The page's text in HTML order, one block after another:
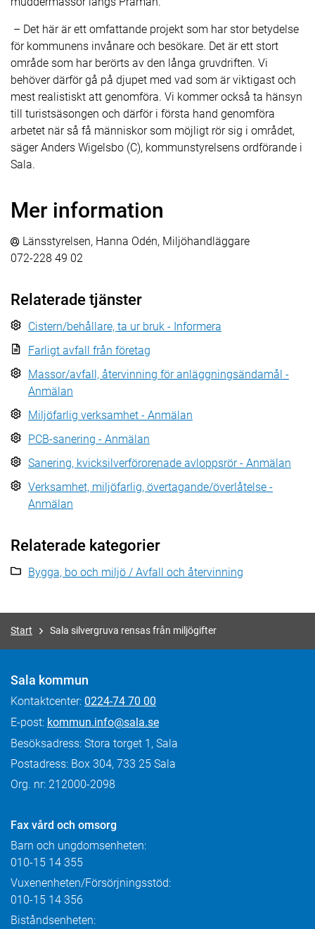
– Det här är ett omfattande projekt som har stor betydelse
för kommunens invånare och besökare. Det är ett stort
område som har berörts av den långa gruvdriften. Vi
behöver därför gå på djupet med vad som är viktigast och
mest realistiskt att genomföra. Vi kommer också ta hänsyn
till turistsäsongen och därför i första hand genomföra
arbetet när så få människor som möjligt rör sig i området,
säger Anders Wigelsbo (C), kommunstyrelsens ordförande i
Sala.
Mer information
Länsstyrelsen, Hanna Odén, Miljöhandläggare
072-228 49 02
Relaterade tjänster
Cistern/behållare, ta ur bruk - Informera
Farligt avfall från företag
Massor/avfall, återvinning för anläggningsändamål -
Anmälan
Miljöfarlig verksamhet - Anmälan
PCB-sanering - Anmälan
Sanering, kvicksilverförorenade avloppsrör - Anmälan
Verksamhet, miljöfarlig, övertagande/överlåtelse -
Anmälan
Relaterade kategorier
Bygga, bo och miljö / Avfall och återvinning
Start Sala silvergruva rensas från miljögifter
Sala kommun
Kontaktcenter: 0224-74 70 00
E-post: kommun.info@sala.se
Besöksadress: Stora torget 1, Sala
Postadress: Box 304, 733 25 Sala
Org. nr: 212000-2098
Fax vård och omsorg
Barn och ungdomsenheten:
010-15 14 355
Vuxenenheten/Försörjningsstöd:
010-15 14 356
Biståndsenheten: